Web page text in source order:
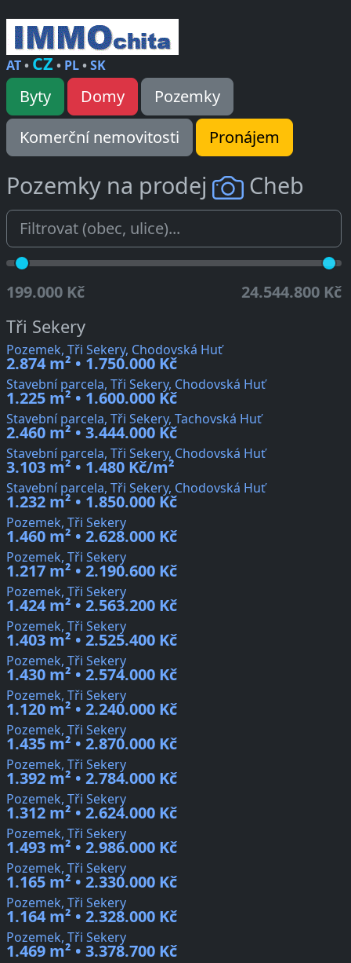
AT• CZ • PL•SK
Byty Domy
Pozemky
Komerční nemovitosti
Pronájem
Pozemky na prodej Cheb
199.000 Kč 24.544.800 Kč
Tři Sekery
Pozemek, Tři Sekery, Chodovská Huť
2.874 m² • 1.750.000 Kč
Stavební parcela, Tři Sekery, Chodovská Huť
1.225 m² • 1.600.000 Kč
Stavební parcela, Tři Sekery, Tachovská Huť
2.460 m² • 3.444.000 Kč
Stavební parcela, Tři Sekery, Chodovská Huť
3.103 m² • 1.480 Kč/m²
Stavební parcela, Tři Sekery, Chodovská Huť
1.232 m² • 1.850.000 Kč
Pozemek, Tři Sekery
1.460 m² • 2.628.000 Kč
Pozemek, Tři Sekery
1.217 m² • 2.190.600 Kč
Pozemek, Tři Sekery
1.424 m² • 2.563.200 Kč
Pozemek, Tři Sekery
1.403 m² • 2.525.400 Kč
Pozemek, Tři Sekery
1.430 m² • 2.574.000 Kč
Pozemek, Tři Sekery
1.120 m² • 2.240.000 Kč
Pozemek, Tři Sekery
1.435 m² • 2.870.000 Kč
Pozemek, Tři Sekery
1.392 m² • 2.784.000 Kč
Pozemek, Tři Sekery
1.312 m² • 2.624.000 Kč
Pozemek, Tři Sekery
1.493 m² • 2.986.000 Kč
Pozemek, Tři Sekery
1.165 m² • 2.330.000 Kč
Pozemek, Tři Sekery
1.164 m² • 2.328.000 Kč
Pozemek, Tři Sekery
1.469 m² • 3.378.700 Kč